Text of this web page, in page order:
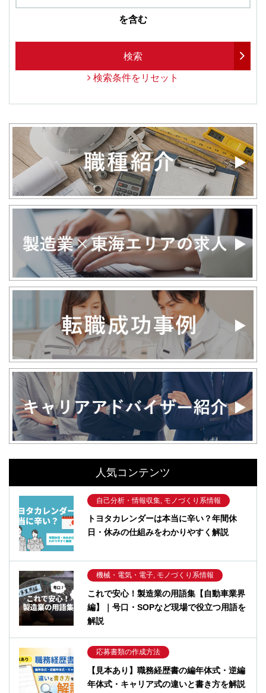
を含む
検索
検索条件をリセット
人気コンテンツ
自己分析・情報収集, モノづくり系情報
トヨタカレンダーは本当に辛い？年間休
日・休みの仕組みをわかりやすく解説
機械・電気・電子, モノづくり系情報
これで安心！製造業の用語集【自動車業界
編】｜号口・SOPなど現場で役立つ用語を
解説
応募書類の作成方法
【見本あり】職務経歴書の編年体式・逆編
年体式・キャリア式の違いと書き方を解説